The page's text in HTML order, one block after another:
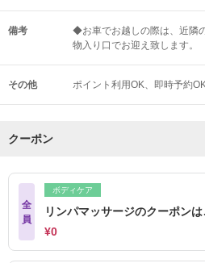
備考
◆お車でお越しの際は、近隣
物入り口でお迎え致します。
その他 ポイント利用OK 即時予約
クーポン
全
員
ボディケア
リンパマッサージのクーポンは
¥0